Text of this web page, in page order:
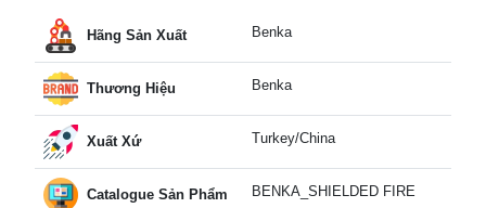
Hãng Sản Xuất Benka
Thương Hiệu Benka
Xuất Xứ Turkey/China
Catalogue Sản Phẩm
BENKA_SHIELDED FIRE